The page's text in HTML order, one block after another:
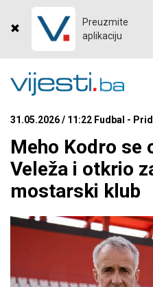
Preuzmite
aplikaciju
31.05.2026 / 11:22 Fudbal -
Meho Kodro se
Veleža i otkrio
mostarski klub